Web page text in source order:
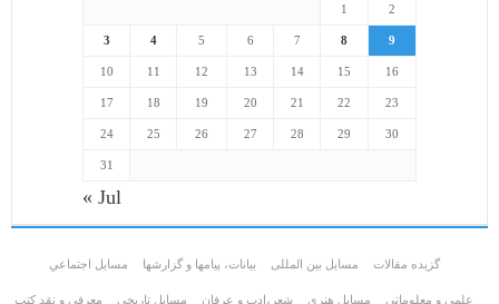
1
2
3 4 5 6 7 8 9
10 11 12 13 14 15 16
17 18 19 20 21 22 23
24 25 26 27 28 29 30
31
« Jul
گزیده مقالات مسایل بین المللی بیانات، پیامها و گزارشها مسايل اجتماعي
علمی و معلوماتی مسايل هنری شعر،ادب و عرفان مسایل تاریخی معرفی و نقد کتب